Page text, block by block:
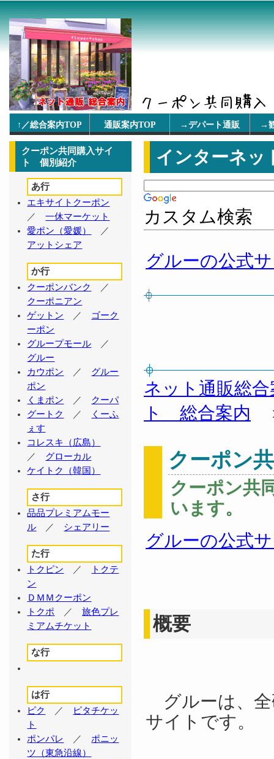
↑／総合案内TOP 通販案内TOP →デパート通販 →
インターネッ
カスタム検索
グルーの公式
ネット通販総合
ト 総合案内
クーポン
クーポン共
います。
グルーの公式
概要
グルーは、全
サイトです。
クーポン共同購入サイ
ト 個別紹介
あ行
エキサイトクーポン
／一休マーケット
愛ポン（愛媛）
／
アットシェア
か行
クーポンバンク
／
クーポニアン
ゲットン ／ ゴーク
ーポン
グループモール ／
グルー
カウポン ／ グルー
ポン
くまポン ／ クーパ
グートク
／
くーふ
ぇす
コレスキ（広島）
／ グローカル
ケイトク（韓国）
さ行
品品プレミアムモー
ル ／ シェアリー
た行
トクピン ／
トクテ
ン
ＤＭＭクーポン
トクポ ／旅色プレ
ミアムチケット
な行
は行
ピク
／ ピタチケッ
ト
ポンパレ ／ ポニッ
ツ（東急沿線）